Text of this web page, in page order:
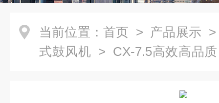
当前位置： 首页 > 产品展示
式鼓风机 > CX-7.5高效高品